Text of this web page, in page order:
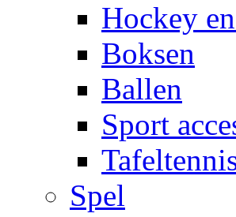
Hockey
Boksen
Ballen
Sport
Spel